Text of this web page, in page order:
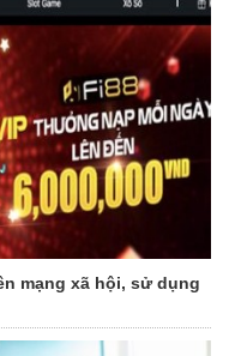
mạng xã hội, sử dụng